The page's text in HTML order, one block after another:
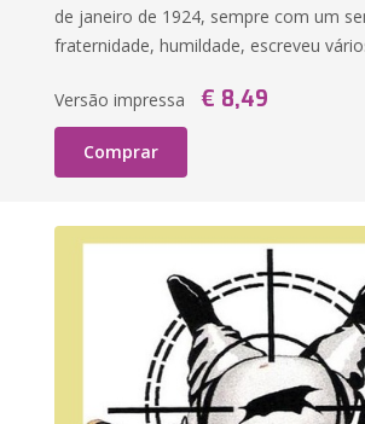
de janeiro de 1924, sempre com um
fraternidade, humildade, escreveu
Versão impressa € 8,49
Comprar